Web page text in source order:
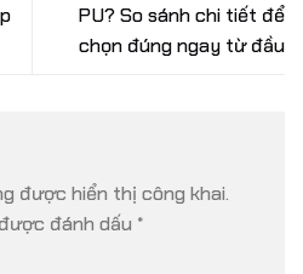
PU? So sánh chi tiết để
chọn đúng ngay từ đầu
được hiển thị công khai.
đánh dấu *